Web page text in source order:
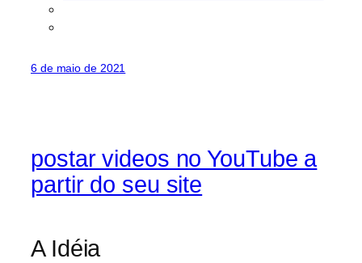
6 de maio de 2021
postar videos no YouTube a
partir do seu site
A Idéia